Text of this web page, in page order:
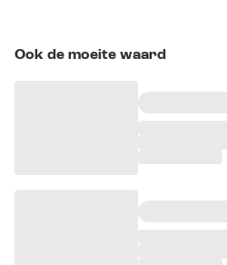
Ook de moeite waard